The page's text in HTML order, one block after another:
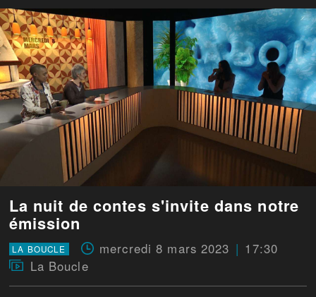
La nuit de contes s'invite dans notre
émission
LA BOUCLE mercredi 8 mars 2023
17:30
La Boucle